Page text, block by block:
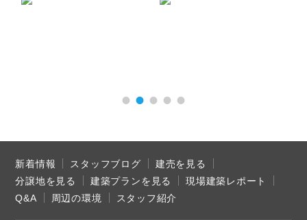
新着情報 スタッフブログ
建売を見る
分譲地を見る
建築プランを見る
現場建築レポート
Q&A
周辺の環境 スタッフ紹介